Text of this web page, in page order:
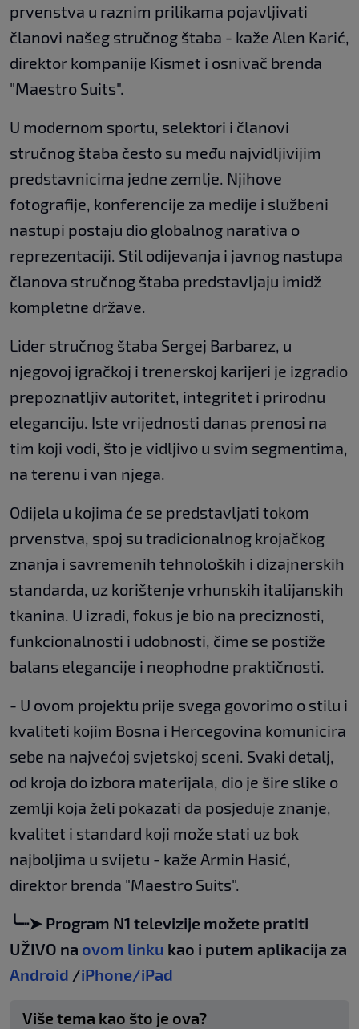
prvenstva u raznim prilikama pojavljivati
članovi našeg stručnog štaba - kaže Alen Karić,
direktor kompanije Kismet i osnivač brenda
"Maestro Suits".
U modernom sportu, selektori i članovi
stručnog štaba često su među najvidljivijim
predstavnicima jedne zemlje. Njihove
fotografije, konferencije za medije i službeni
nastupi postaju dio globalnog narativa o
reprezentaciji. Stil odijevanja i javnog nastupa
članova stručnog štaba predstavljaju imidž
kompletne države.
Lider stručnog štaba Sergej Barbarez, u
njegovoj igračkoj i trenerskoj karijeri je izgradio
prepoznatljiv autoritet, integritet i prirodnu
eleganciju. Iste vrijednosti danas prenosi na
tim koji vodi, što je vidljivo u svim segmentima,
na terenu i van njega.
Odijela u kojima će se predstavljati tokom
prvenstva, spoj su tradicionalnog krojačkog
znanja i savremenih tehnoloških i dizajnerskih
standarda, uz korištenje vrhunskih italijanskih
tkanina. U izradi, fokus je bio na preciznosti,
funkcionalnosti i udobnosti, čime se postiže
balans elegancije i neophodne praktičnosti.
- U ovom projektu prije svega govorimo o stilu i
kvaliteti kojim Bosna i Hercegovina komunicira
sebe na najvećoj svjetskoj sceni. Svaki detalj,
od kroja do izbora materijala, dio je šire slike o
zemlji koja želi pokazati da posjeduje znanje,
kvalitet i standard koji može stati uz bok
najboljima u svijetu - kaže Armin Hasić,
direktor brenda "Maestro Suits".
╰┈➤ Program N1 televizije možete pratiti
UŽIVO na ovom linku kao i putem aplikacija za
Android /iPhone/iPad
Više tema kao što je ova?